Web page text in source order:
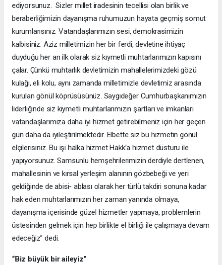
ediyorsunuz. Sizler millet iradesinin tecellisi olan birlik ve
beraberliğimizin dayanışma ruhumuzun hayata geçmiş somut
kurumlarısınız. Vatandaşlarımızın sesi, demokrasimizin
kalbisiniz. Aziz milletimizin her bir ferdi, devletine ihtiyaç
duyduğu her an ilk olarak siz kıymetli muhtarlarımızın kapısını
çalar. Çünkü muhtarlık devletimizin mahallelerimizdeki gözü
kulağı, eli kolu, aynı zamanda milletimizle devletimiz arasında
kurulan gönül köprüsüsünüz. Saygıdeğer Cumhurbaşkanımızın
liderliğinde siz kıymetli muhtarlarımızın şartları ve imkanları
vatandaşlarımıza daha iyi hizmet getirebilmeniz için her geçen
gün daha da iyileştirilmektedir. Elbette siz bu hizmetin gönül
elçilerisiniz. Bu işi halka hizmet Hakk’a hizmet düsturu ile
yapıyorsunuz. Samsunlu hemşehrilerimizin derdiyle dertlenen,
mahallesinin ve kırsal yerleşim alanının gözbebeği ve yeri
geldiğinde de abisi- ablası olarak her türlü takdiri sonuna kadar
hak eden muhtarlarımızın her zaman yanında olmaya,
dayanışma içerisinde güzel hizmetler yapmaya, problemlerin
üstesinden gelmek için hep birlikte el birliği ile çalışmaya devam
edeceğiz” dedi.
“Biz büyük bir aileyiz”